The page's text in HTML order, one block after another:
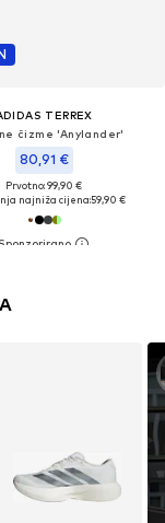
TERREX
čizme 'Anylander'
80,91 €
Prvotno: 99,90 €
najniža cijena:59,90 €